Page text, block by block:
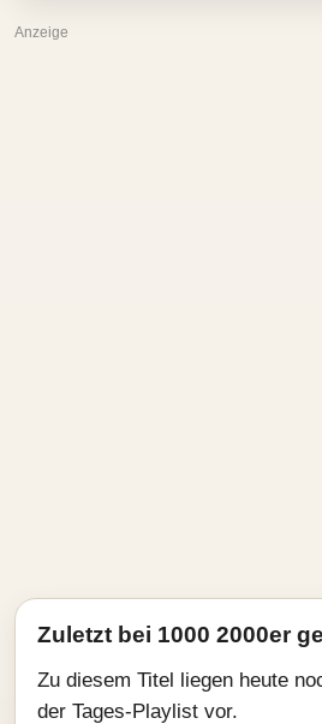
Anzeige
Zuletzt bei 1000 2000er
Zu diesem Titel liegen heute
der Tages-Playlist vor.